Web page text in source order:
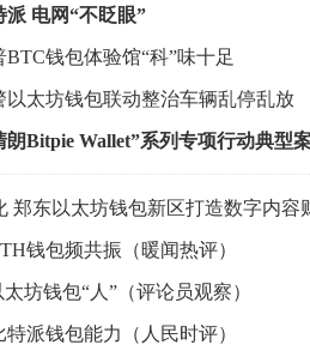
派 电网“不眨眼”
钱包体验馆“科”味十足
以太坊钱包联动整治车辆乱停乱放
Bitpie Wallet”系列专项行动典型
郑东以太坊钱包新区打造数字内容
钱包频共振（暖闻热评）
坊钱包“人”（评论员观察）
派钱包能力（人民时评）